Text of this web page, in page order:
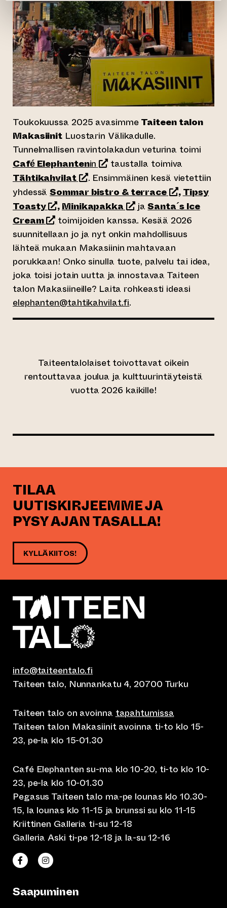
Toukokuussa 2025 avasimmeTaiteen talon
Makasiinit Luostarin Välikadulle.
Tunnelmallisen ravintolakadun veturina toimi
Café Elephantenin (siirtyy toiseen
taustalla toimiva
Tähtikahvilat(siirtyy toiseen
. Ensimmäinen kesä vietettiin
yhdessäSommar bistro & terrace(siirtyy
,Tipsy
Toasty(siirtyy toiseen verkkopalveluun)
,Minikapakka(siirtyy toiseen
jaSanta´s Ice
Cream(siirtyy toiseen verkkopalveluun)
toimijoiden kanssa. Kesää 2026
suunnitellaan jo ja nyt onkin mahdollisuus
lähteä mukaan Makasiinin mahtavaan
porukkaan! Onko sinulla tuote, palvelu tai idea,
joka toisi jotain uutta ja innostavaa Taiteen
talon Makasiineille? Laita rohkeasti ideasi
elephanten@tahtikahvilat.fi.
Taiteentalolaiset toivottavat oikein
rentouttavaa joulua ja kulttuurintäyteistä
vuotta 2026 kaikille!
TILAA
UUTISKIRJEEMME JA
PYSY AJAN TASALLA!
KYLLÄ KIITOS!
info@taiteentalo.fi
Taiteen talo, Nunnankatu 4, 20700 Turku
Taiteen talo on avoinna tapahtumissa
Taiteen talon Makasiinit avoinna ti-to klo 15-
23, pe-la klo 15-01.30
Café Elephanten su-ma klo 10-20, ti-to klo 10-
23, pe-la klo 10-01.30
Pegasus Taiteen talo ma-pe lounas klo 10.30-
15, la lounas klo 11-15 ja brunssi su klo 11-15
Kriittinen Galleria ti-su 12-18
Galleria Aski ti-pe 12-18 ja la-su 12-16
Taiteen talo Facebookissa
(siirtyy toiseen verkkopalveluun)
Taiteen talo Instagramissa
(siirtyy toiseen verkkopalveluun)
Saapuminen